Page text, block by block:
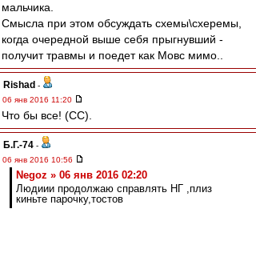
мальчика.
Смысла при этом обсуждать схемы\схеремы,
когда очередной выше себя прыгнувший -
получит травмы и поедет как Мовс мимо..
Rishad -
06 янв 2016 11:20
Что бы все! (СС).
Б.Г.-74 -
06 янв 2016 10:56
Negoz » 06 янв 2016 02:20
Людиии продолжаю справлять НГ ,плиз
киньте парочку,тостов